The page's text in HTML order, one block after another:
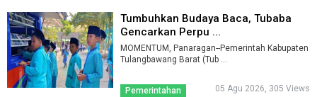
Tumbuhkan Budaya Baca, Tubaba
Gencarkan Perpu ...
MOMENTUM, Panaragan--Pemerintah Kabupaten
Tulangbawang Barat (Tub ...
Pemerintahan 05 Agu 2026, 305 Views